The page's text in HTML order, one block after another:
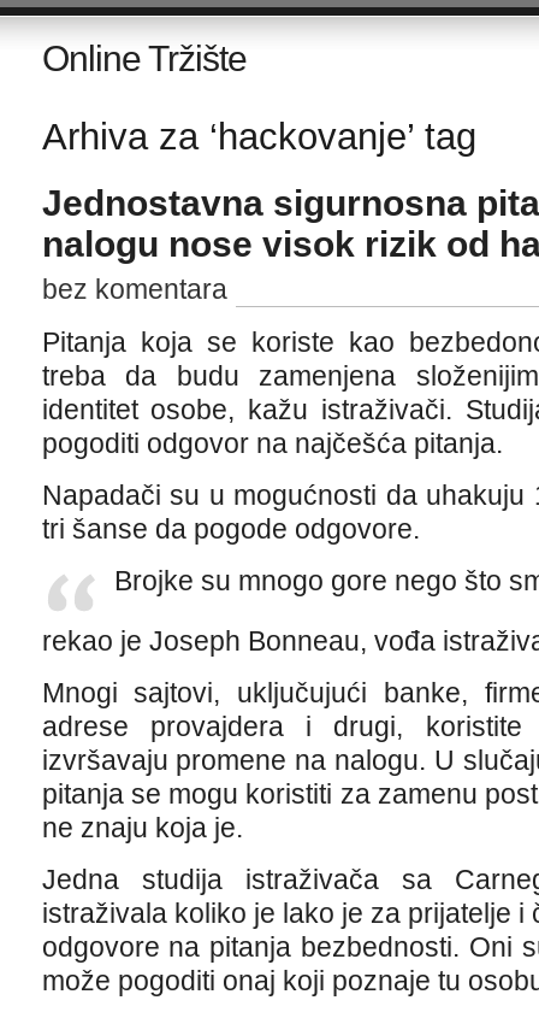
Online Tržište
Arhiva za ‘hackovanje’ tag
Jednostavna sigurnosna
nalogu nose visok rizik od
bez komentara
Pitanja koja se koriste kao
treba da budu zamenjena
identitet osobe, kažu istraživači.
pogoditi odgovor na najčešća pitanja.
Napadači su u mogućnosti da
tri šanse da pogode odgovore.
Brojke su mnogo gore nego što
rekao je Joseph Bonneau, vođa
Mnogi sajtovi, uključujući banke,
adrese provajdera i drugi,
izvršavaju promene na nalogu. U
pitanja se mogu koristiti za zamenu
ne znaju koja je.
Jedna studija istraživača sa
istraživala koliko je lako je za prijatelje
odgovore na pitanja bezbednosti. Oni
može pogoditi onaj koji poznaje tu